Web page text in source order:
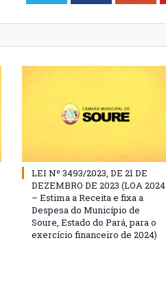
LEI Nº 3493/2023, DE 21 DE
DEZEMBRO DE 2023 (LOA 2024
– Estima a Receita e fixa a
Despesa do Município de
Soure, Estado do Pará, para o
exercício financeiro de 2024)